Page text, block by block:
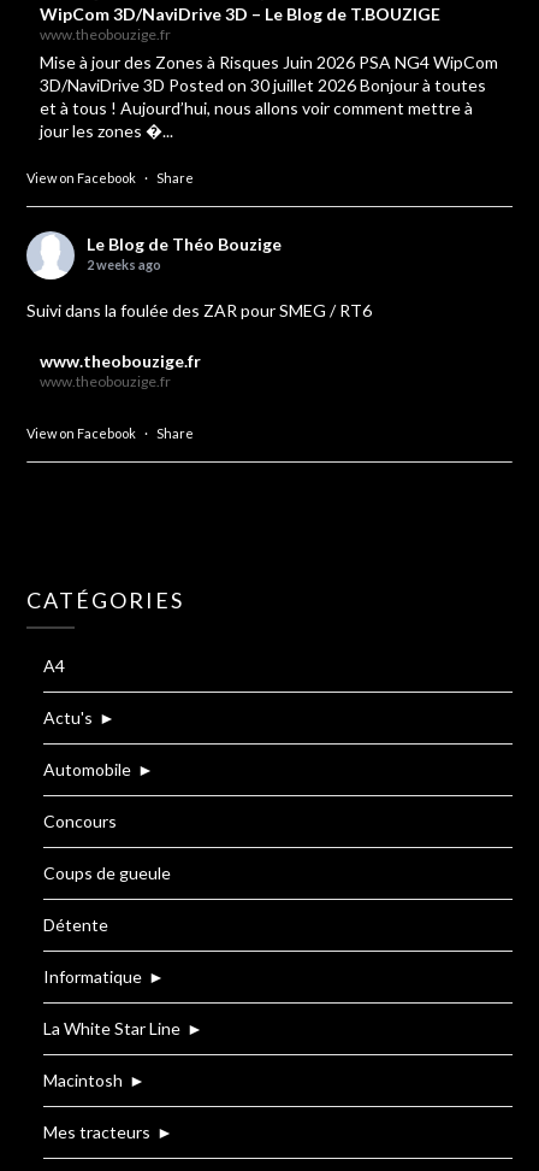
WipCom 3D/NaviDrive 3D – Le Blog de T.BOUZIGE
www.theobouzige.fr
Mise à jour des Zones à Risques Juin 2026 PSA NG4 WipCom
3D/NaviDrive 3D Posted on 30 juillet 2026 Bonjour à toutes
et à tous ! Aujourd’hui, nous allons voir comment mettre à
jour les zones �...
View on Facebook · Share
Le Blog de Théo Bouzige
2 weeks ago
Suivi dans la foulée des ZAR pour SMEG / RT6
www.theobouzige.fr
www.theobouzige.fr
View on Facebook · Share
CATÉGORIES
A4
Actu's ►
Automobile ►
Concours
Coups de gueule
Détente
Informatique ►
La White Star Line ►
Macintosh ►
Mes tracteurs ►